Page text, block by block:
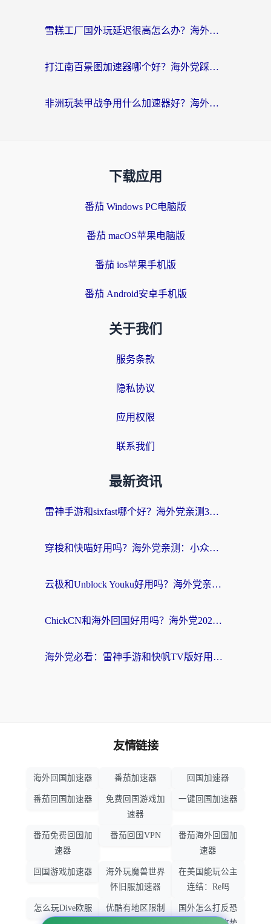
雪糕工厂国外玩延迟很高怎么办？海外玩家国服游戏加速终极攻略（附实测推荐）
打江南百景图加速器哪个好？海外党踩坑N次后，终于找到不卡的秘诀
非洲玩装甲战争用什么加速器好？海外党亲测有效的国服游戏加速方案
下载应用
番茄 Windows PC电脑版
番茄 macOS苹果电脑版
番茄 ios苹果手机版
番茄 Android安卓手机版
关于我们
服务条款
隐私协议
应用权限
联系我们
最新资讯
雷神手游和sixfast哪个好？海外党亲测3款回国加速器，教你选对不踩坑
穿梭和快喵好用吗？海外党亲测：小众加速器对比+番茄加速器深度体验
云极和Unblock Youku好用吗？海外党亲测+2026回国加速器避坑指南
ChickCN和海外回国好用吗？海外党2026亲测：从手游到影音，选对加速器的3个关键
海外党必看：雷神手游和快帆TV版好用吗？3步选对回国加速器不踩坑
友情链接
海外回国加速器 番茄加速器 回国加速器
番茄回国加速器
免费回国游戏加
速器
一键回国加速器
番茄免费回国加
速器
番茄回国VPN
番茄海外回国加
速器
回国游戏加速器
海外玩魔兽世界
怀旧服加速器
在美国能玩公主
连结：Re吗
怎么玩Dive欧服
优酷有地区限制
国外怎么打反恐